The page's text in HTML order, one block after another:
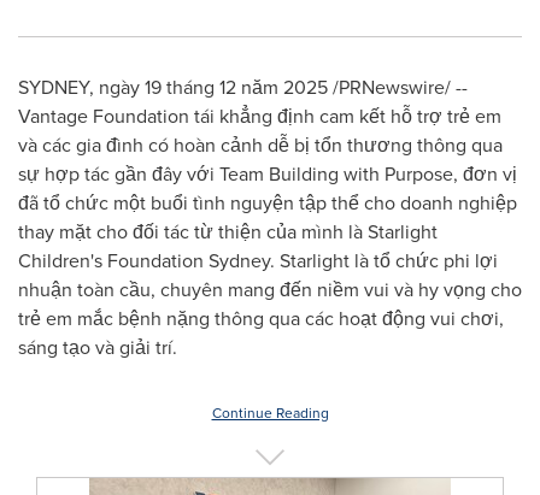
SYDNEY, ngày 19 tháng 12 năm 2025 /PRNewswire/ --
Vantage Foundation tái khẳng định cam kết hỗ trợ trẻ em
và các gia đình có hoàn cảnh dễ bị tổn thương thông qua
sự hợp tác gần đây với Team Building with Purpose, đơn vị
đã tổ chức một buổi tình nguyện tập thể cho doanh nghiệp
thay mặt cho đối tác từ thiện của mình là Starlight
Children's Foundation Sydney. Starlight là tổ chức phi lợi
nhuận toàn cầu, chuyên mang đến niềm vui và hy vọng cho
trẻ em mắc bệnh nặng thông qua các hoạt động vui chơi,
sáng tạo và giải trí.
Continue Reading